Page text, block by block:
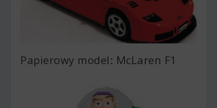
Papierowy model: McLaren F1